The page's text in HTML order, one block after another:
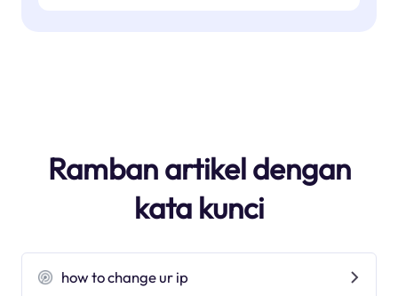
Ramban artikel dengan
kata kunci
how to change ur ip